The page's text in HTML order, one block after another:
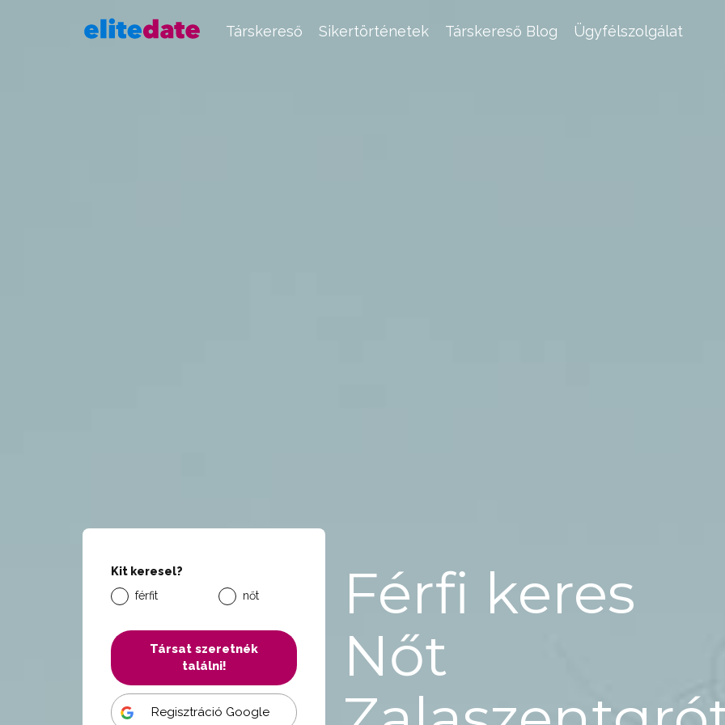
Társkereső Sikertörténetek Társkereső Blog Ügyfélszolgálat
Kit keresel?
férfit
nőt
Társat szeretnék
találni!
Regisztráció Google
Férfi keres
Nőt